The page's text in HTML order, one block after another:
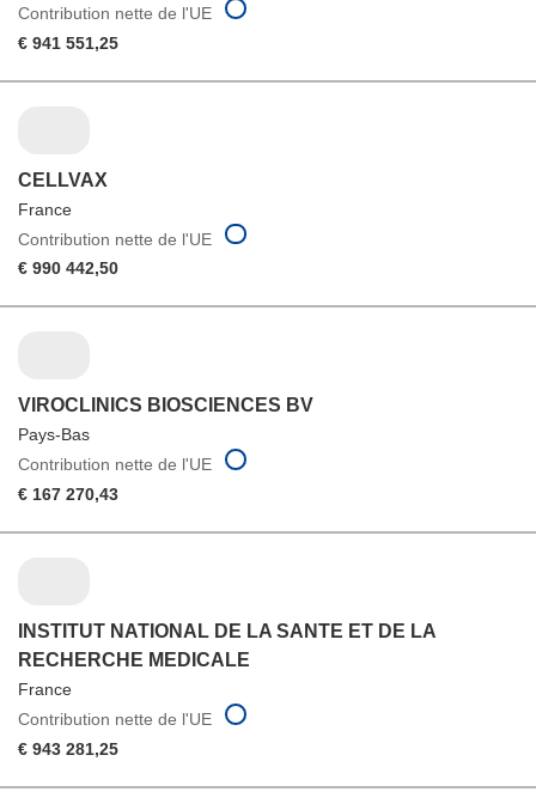
Contribution nette de l'UE
€ 941 551,25
CELLVAX
France
Contribution nette de l'UE
€ 990 442,50
VIROCLINICS BIOSCIENCES BV
Pays-Bas
Contribution nette de l'UE
€ 167 270,43
INSTITUT NATIONAL DE LA SANTE ET DE LA
RECHERCHE MEDICALE
France
Contribution nette de l'UE
€ 943 281,25